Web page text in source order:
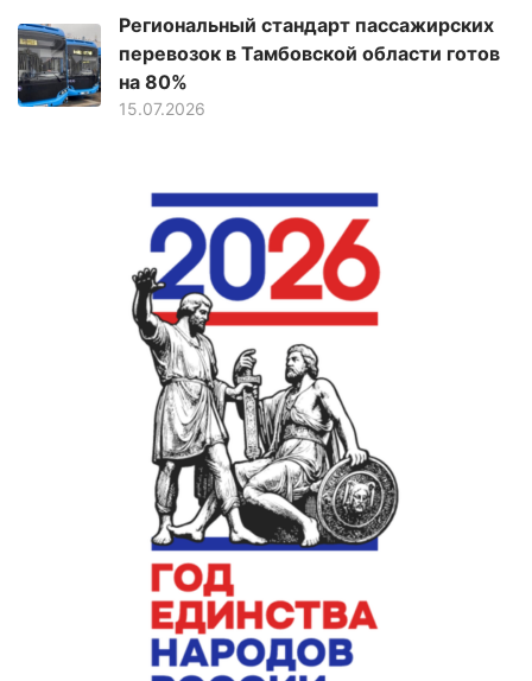
Региональный стандарт пассажирских
перевозок в Тамбовской области готов
на 80%
15.07.2026